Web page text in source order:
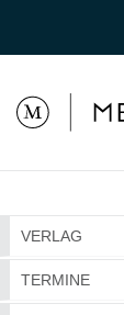
VERLAG
TERMINE